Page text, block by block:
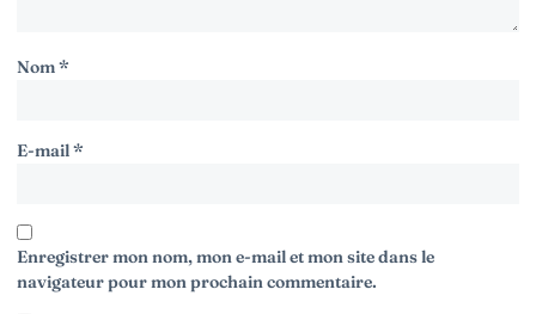
Nom*
E-mail*
Enregistrer mon nom, mon e-mail et mon site dans le
navigateur pour mon prochain commentaire.